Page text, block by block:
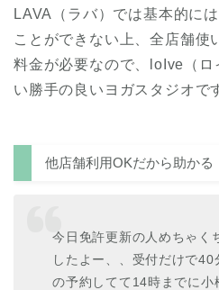
LAVA（ラバ）では基本的に
ことができない上、全店舗使
料金が必要なので、loIve（ロ
い勝手の良いヨガスタジオで
他店舗利用OKだから助かる
今日免許更新の人めちゃく
したよー、、受付だけで
の予約してて14時までに小